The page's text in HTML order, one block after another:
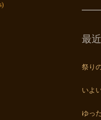
最
祭り
いよ
ゆっ